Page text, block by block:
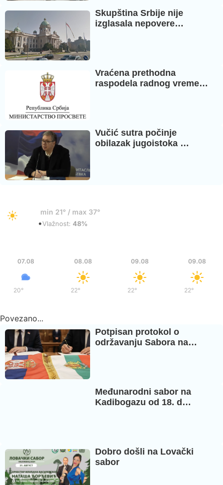
Skupština Srbije nije
izglasala nepovere…
Vraćena prethodna
raspodela radnog vreme…
Vučić sutra počinje
obilazak jugoistoka …
min 21° / max 37°
•Vlažnost: 48%
07.08
20°/
08.08
22°/
09.08
22°/
09.08
22°
Povezano...
Potpisan protokol o
održavanju Sabora na…
Međunarodni sabor na
Kadibogazu od 18. d…
Dobro došli na Lovački
sabor